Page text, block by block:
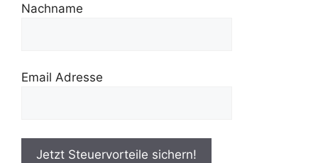
Nachname
Email Adresse